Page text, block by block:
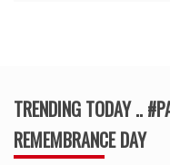
TRENDING TODAY ..
REMEMBRANCE DAY